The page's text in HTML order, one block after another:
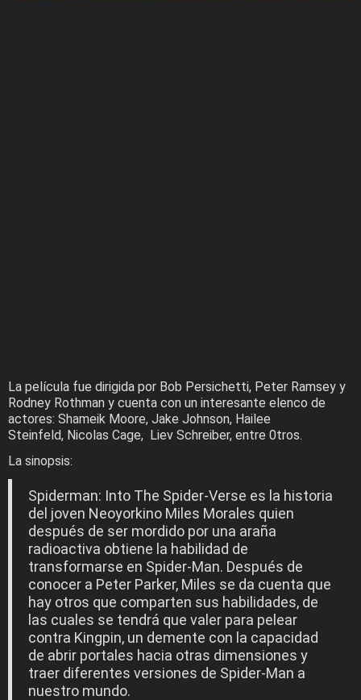
La película fue dirigida por Bob Persichetti, Peter Ramsey y
Rodney Rothman y cuenta con un interesante elenco de
actores: Shameik Moore, Jake Johnson, Hailee
Steinfeld, Nicolas Cage, Liev Schreiber, entre 0tros.
La sinopsis:
Spiderman: Into The Spider-Verse es la historia
del joven Neoyorkino Miles Morales quien
después de ser mordido por una araña
radioactiva obtiene la habilidad de
transformarse en Spider-Man. Después de
conocer a Peter Parker, Miles se da cuenta que
hay otros que comparten sus habilidades, de
las cuales se tendrá que valer para pelear
contra Kingpin, un demente con la capacidad
de abrir portales hacia otras dimensiones y
traer diferentes versiones de Spider-Man a
nuestro mundo.